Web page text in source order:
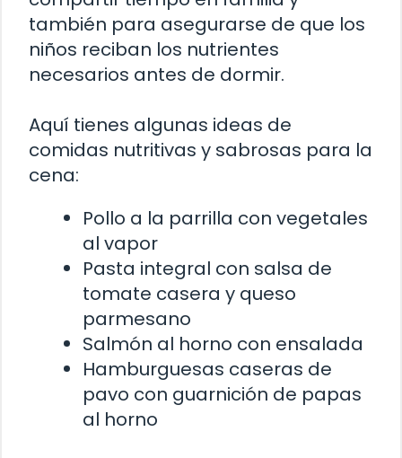
también para asegurarse de que los
niños reciban los nutrientes
necesarios antes de dormir.
Aquí tienes algunas ideas de
comidas nutritivas y sabrosas para la
cena:
Pollo a la parrilla con vegetales
al vapor
Pasta integral con salsa de
tomate casera y queso
parmesano
Salmón al horno con ensalada
Hamburguesas caseras de
pavo con guarnición de papas
al horno